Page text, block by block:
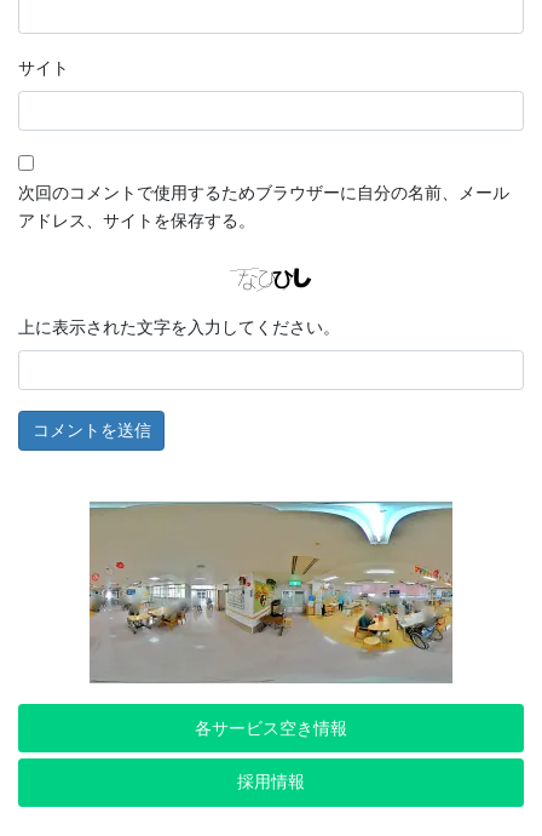
サイト
次回のコメントで使用するためブラウザーに自分の名前、メール
アドレス、サイトを保存する。
上に表示された文字を入力してください。
各サービス空き情報
採用情報